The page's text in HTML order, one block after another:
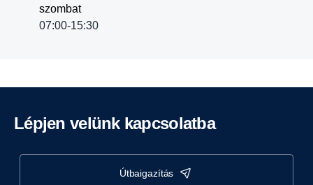
szombat
07:00-15:30
Lépjen velünk kapcsolatba
útbaigazítás